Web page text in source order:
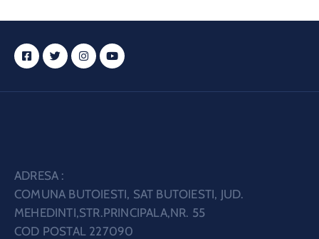
ADRESA :
COMUNA BUTOIESTI, SAT BUTOIESTI, JUD.
MEHEDINTI,STR.PRINCIPALA,NR. 55
COD POSTAL 227090